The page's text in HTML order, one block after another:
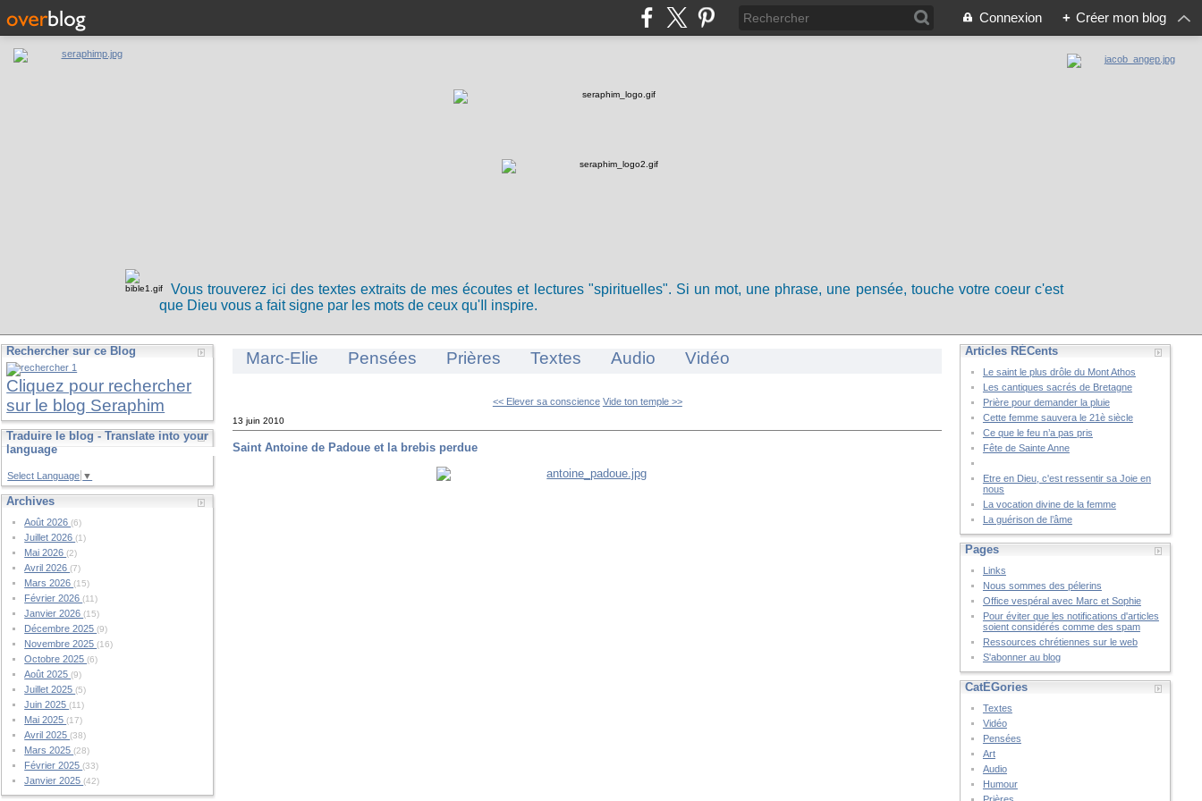
Connexion + Créer mon blog
Vous trouverez ici des textes extraits de mes écoutes et lectures "spirituelles". Si un mot, une phrase, une pensée, touche votre coeur c'est
que Dieu vous a fait signe par les mots de ceux qu'Il inspire.
Rechercher sur ce Blog
Cliquez pour rechercher
sur le blog Seraphim
Traduire le blog - Translate into your
language
Select Language ▼
Archives
Août 2026(6)
Juillet 2026(1)
Mai 2026(2)
Avril 2026(7)
Mars 2026(15)
Février 2026(11)
Janvier 2026(15)
Décembre 2025(9)
Novembre 2025(16)
Octobre 2025(6)
Août 2025(9)
Juillet 2025(5)
Juin 2025(11)
Mai 2025(17)
Avril 2025(38)
Mars 2025(28)
Février 2025(33)
Janvier 2025(42)
Marc-Elie Pensées Prières Textes Audio Vidéo
<< Elever sa conscience Vide ton temple >>
13 juin 2010
Saint Antoine de Padoue et la brebis perdue
Articles RÉCents
Le saint le plus drôle du Mont Athos
Les cantiques sacrés de Bretagne
Prière pour demander la pluie
Cette femme sauvera le 21è siècle
Ce que le feu n’a pas pris
Fête de Sainte Anne
Etre en Dieu, c'est ressentir sa Joie en
nous
La vocation divine de la femme
La guérison de l’âme
Pages
Links
Nous sommes des pélerins
Office vespéral avec Marc et Sophie
Pour éviter que les notifications d'articles
soient considérés comme des spam
Ressources chrétiennes sur le web
S'abonner au blog
CatÉGories
Textes
Vidéo
Pensées
Art
Audio
Humour